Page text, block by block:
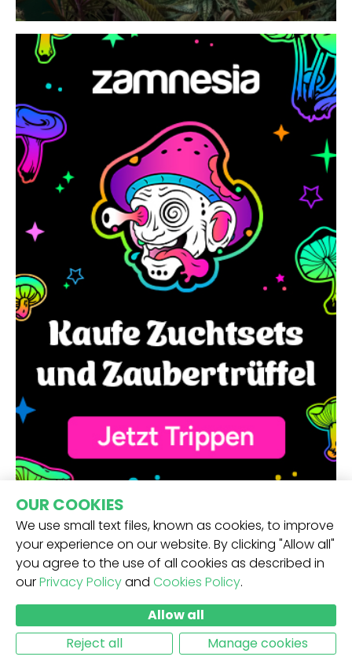
ERHALTE UNSEREN NEWSLETTER -
ABSCHICKEN
OUR COOKIES
We use small text files, known as cookies, to improve
your experience on our website. By clicking "Allow all"
you agree to the use of all cookies as described in
ourPrivacy Policyand Cookies Policy.
Allow all
Reject all
Manage cookies